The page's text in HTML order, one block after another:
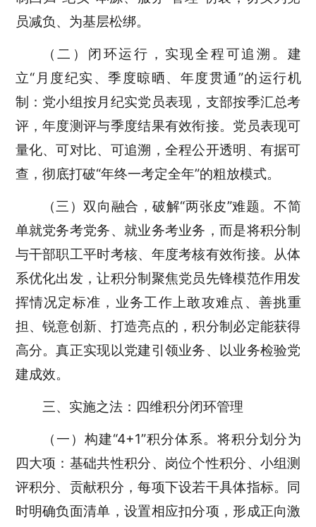
员减负、为基层松绑。
（二）闭环运行，实现全程可追溯。建
立“月度纪实、季度晾晒、年度贯通”的运行机
制：党小组按月纪实党员表现，支部按季汇总考
评，年度测评与季度结果有效衔接。党员表现可
量化、可对比、可追溯，全程公开透明、有据可
查，彻底打破“年终一考定全年”的粗放模式。
（三）双向融合，破解“两张皮”难题。不简
单就党务考党务、就业务考业务，而是将积分制
与干部职工平时考核、年度考核有效衔接。从体
系优化出发，让积分制聚焦党员先锋模范作用发
挥情况定标准，业务工作上敢攻难点、善挑重
担、锐意创新、打造亮点的，积分制必定能获得
高分。真正实现以党建引领业务、以业务检验党
建成效。
三、实施之法：四维积分闭环管理
（一）构建“4+1”积分体系。将积分划分为
四大项：基础共性积分、岗位个性积分、小组测
评积分、贡献积分，每项下设若干具体指标。同
时明确负面清单，设置相应扣分项，形成正向激